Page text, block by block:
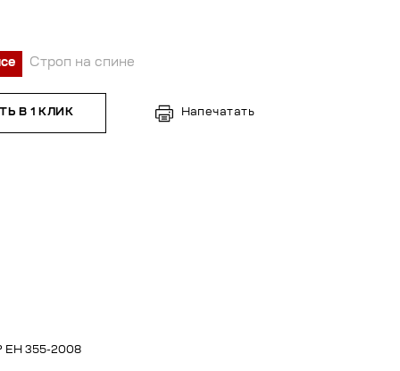
Строп на спине
В 1 КЛИК Напечатать
ЕН 355-2008